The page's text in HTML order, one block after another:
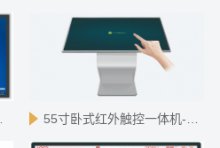
55寸卧式红外触控一体机-安卓版